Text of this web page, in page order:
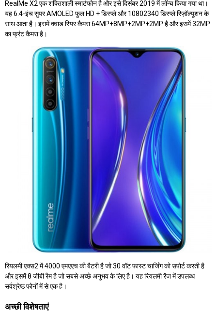
RealMe X2 एक शक्तिशाली स्मार्टफोन है और इसे दिसंबर 2019 में लॉन्च किया गया था।
यह 6.4-इंच सुपर AMOLED फुल HD + डिस्प्ले और 10802340 डिस्प्ले रिज़ॉल्यूशन के
साथ आता है। इसमें क्वाड रियर कैमरा 64MP+8MP+2MP+2MP है और इसमें 32MP
का फ्रंट कैमरा है।
रियलमी एक्स2 में 4000 एमएएच की बैटरी है जो 30 वॉट फास्ट चार्जिंग को सपोर्ट करती है
और इसमें 8 जीबी रैम है जो सबसे अच्छे अनुभव के लिए है। यह रियलमी रेंज में उपलब्ध
सर्वश्रेष्ठ फोनों में से एक है।
अच्छी विशेषताएं